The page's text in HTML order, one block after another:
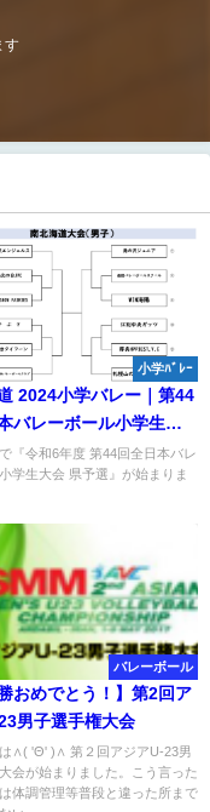
す
小学ﾊﾞﾚｰ
2024小学バレー｜第44
バレーボール小学生大
試合結果
『令和6年度 第44回全日本バレ
学生大会 県予選』が始まりま
バレーボール
おめでとう！】第2回ア
男子選手権大会
∧( 'Θ' )∧ 第２回アジアU-23男
会が始まりました。こう言った
体調管理等普段と違った所まで